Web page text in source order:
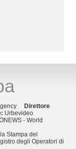
Direttore
Urbevideo
- World
Stampa del
degli Operatori di